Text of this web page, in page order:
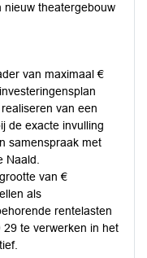
nieuw theatergebouw
van maximaal €
van een
de exacte invulling
samenspraak met
Naald.
van €
als
rentelasten
te verwerken in het